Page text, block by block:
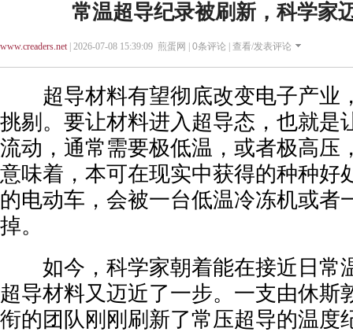
常温超导纪录被刷新，科学家
www.creaders.net| 2026-07-08 15:39:09 煎蛋网 | 0条评论 | 查看/发表评论
超导材料有望彻底改变电子产业
挑剔。要让材料进入超导态，也就是
流动，通常需要极低温，或者极高压
意味着，本可在现实中获得的种种好
的电动车，会被一台低温冷冻机或者
掉。
如今，科学家朝着能在接近日常
超导材料又迈近了一步。一支由休斯
衔的团队刚刚刷新了常压超导的温度